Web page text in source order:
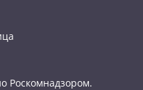
Роскомнадзором.